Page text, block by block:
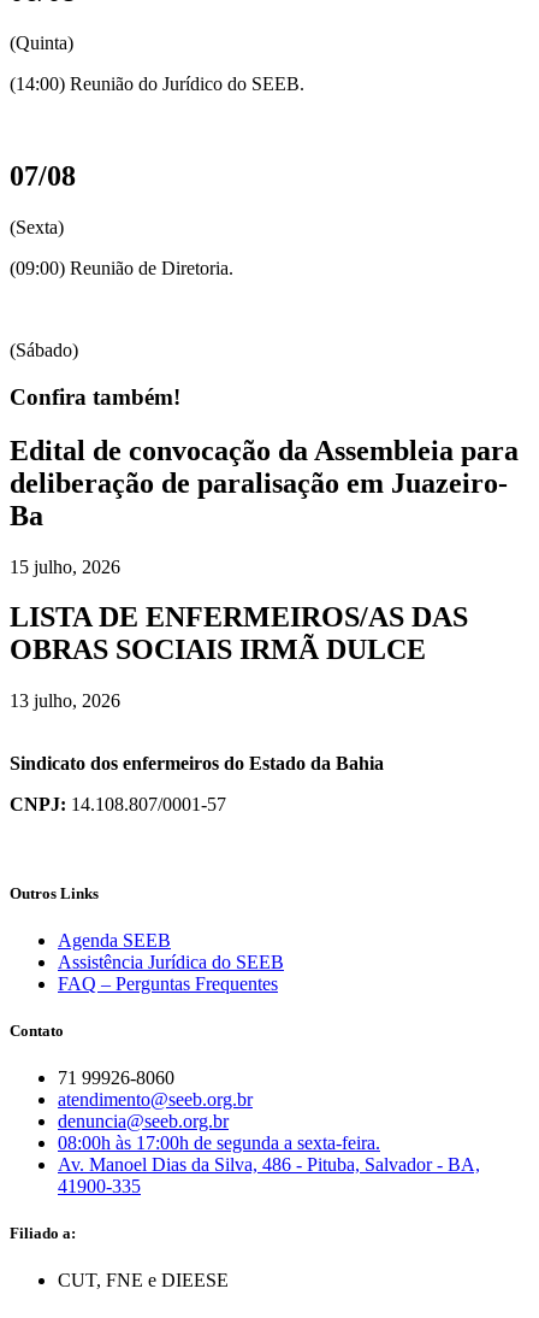
(Quinta)
(14:00) Reunião do Jurídico do SEEB.
07/08
(Sexta)
(09:00) Reunião de Diretoria.
(Sábado)
Confira também!
Edital de convocação da Assembleia para
deliberação de paralisação em Juazeiro-
Ba
15 julho, 2026
LISTA DE ENFERMEIROS/AS DAS
OBRAS SOCIAIS IRMÃ DULCE
13 julho, 2026
Sindicato dos enfermeiros do Estado da Bahia
CNPJ: 14.108.807/0001-57
Outros Links
Agenda SEEB
Assistência Jurídica do SEEB
FAQ – Perguntas Frequentes
Contato
71 99926-8060
atendimento@seeb.org.br
denuncia@seeb.org.br
08:00h às 17:00h de segunda a sexta-feira.
Av. Manoel Dias da Silva, 486 - Pituba, Salvador - BA,
41900-335
Filiado a:
CUT, FNE e DIEESE